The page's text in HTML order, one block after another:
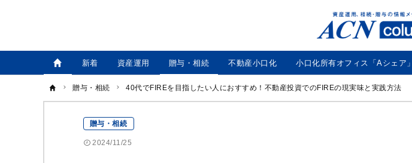
新着 資産運用 贈与・相続 不動産小口化 小口化所有オフィス「Aシェア
贈与・相続 40代でFIREを目指したい人におすすめ！不動産投資でのFIREの現実味と実践方法
贈与・相続
2024/11/25